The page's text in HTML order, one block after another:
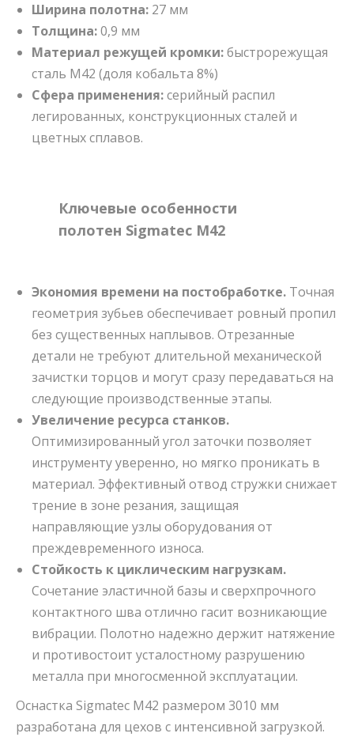
Ширина полотна: 27 мм
Толщина:0,9 мм
Материал режущей кромки:быстрорежущая
сталь M42 (доля кобальта 8%)
Сфера применения:серийный распил
легированных, конструкционных сталей и
цветных сплавов.
Ключевые особенности
полотен Sigmatec M42
Экономия времени на постобработке. Точная
геометрия зубьев обеспечивает ровный пропил
без существенных наплывов. Отрезанные
детали не требуют длительной механической
зачистки торцов и могут сразу передаваться на
следующие производственные этапы.
Увеличение ресурса станков.
Оптимизированный угол заточки позволяет
инструменту уверенно, но мягко проникать в
материал. Эффективный отвод стружки снижает
трение в зоне резания, защищая
направляющие узлы оборудования от
преждевременного износа.
Стойкость к циклическим нагрузкам.
Сочетание эластичной базы и сверхпрочного
контактного шва отлично гасит возникающие
вибрации. Полотно надежно держит натяжение
и противостоит усталостному разрушению
металла при многосменной эксплуатации.
Оснастка Sigmatec M42 размером 3010 мм
разработана для цехов с интенсивной загрузкой.